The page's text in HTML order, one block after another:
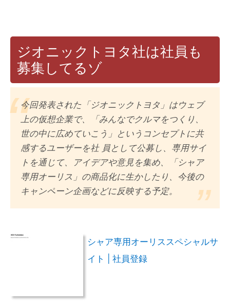
ジオニックトヨタ社は社員も
募集してるゾ
今回発表された「ジオニックトヨタ」はウェブ
上の仮想企業で、「みんなでクルマをつくり、
世の中に広めていこう」というコンセプトに共
感するユーザーを社 員として公募し、専用サイ
トを通じて、アイデアや意見を集め、「シャア
専用オーリス」の商品化に生かしたり、今後の
キャンペーン企画などに反映する予定。
シャア専用オーリススペシャルサ
イト | 社員登録